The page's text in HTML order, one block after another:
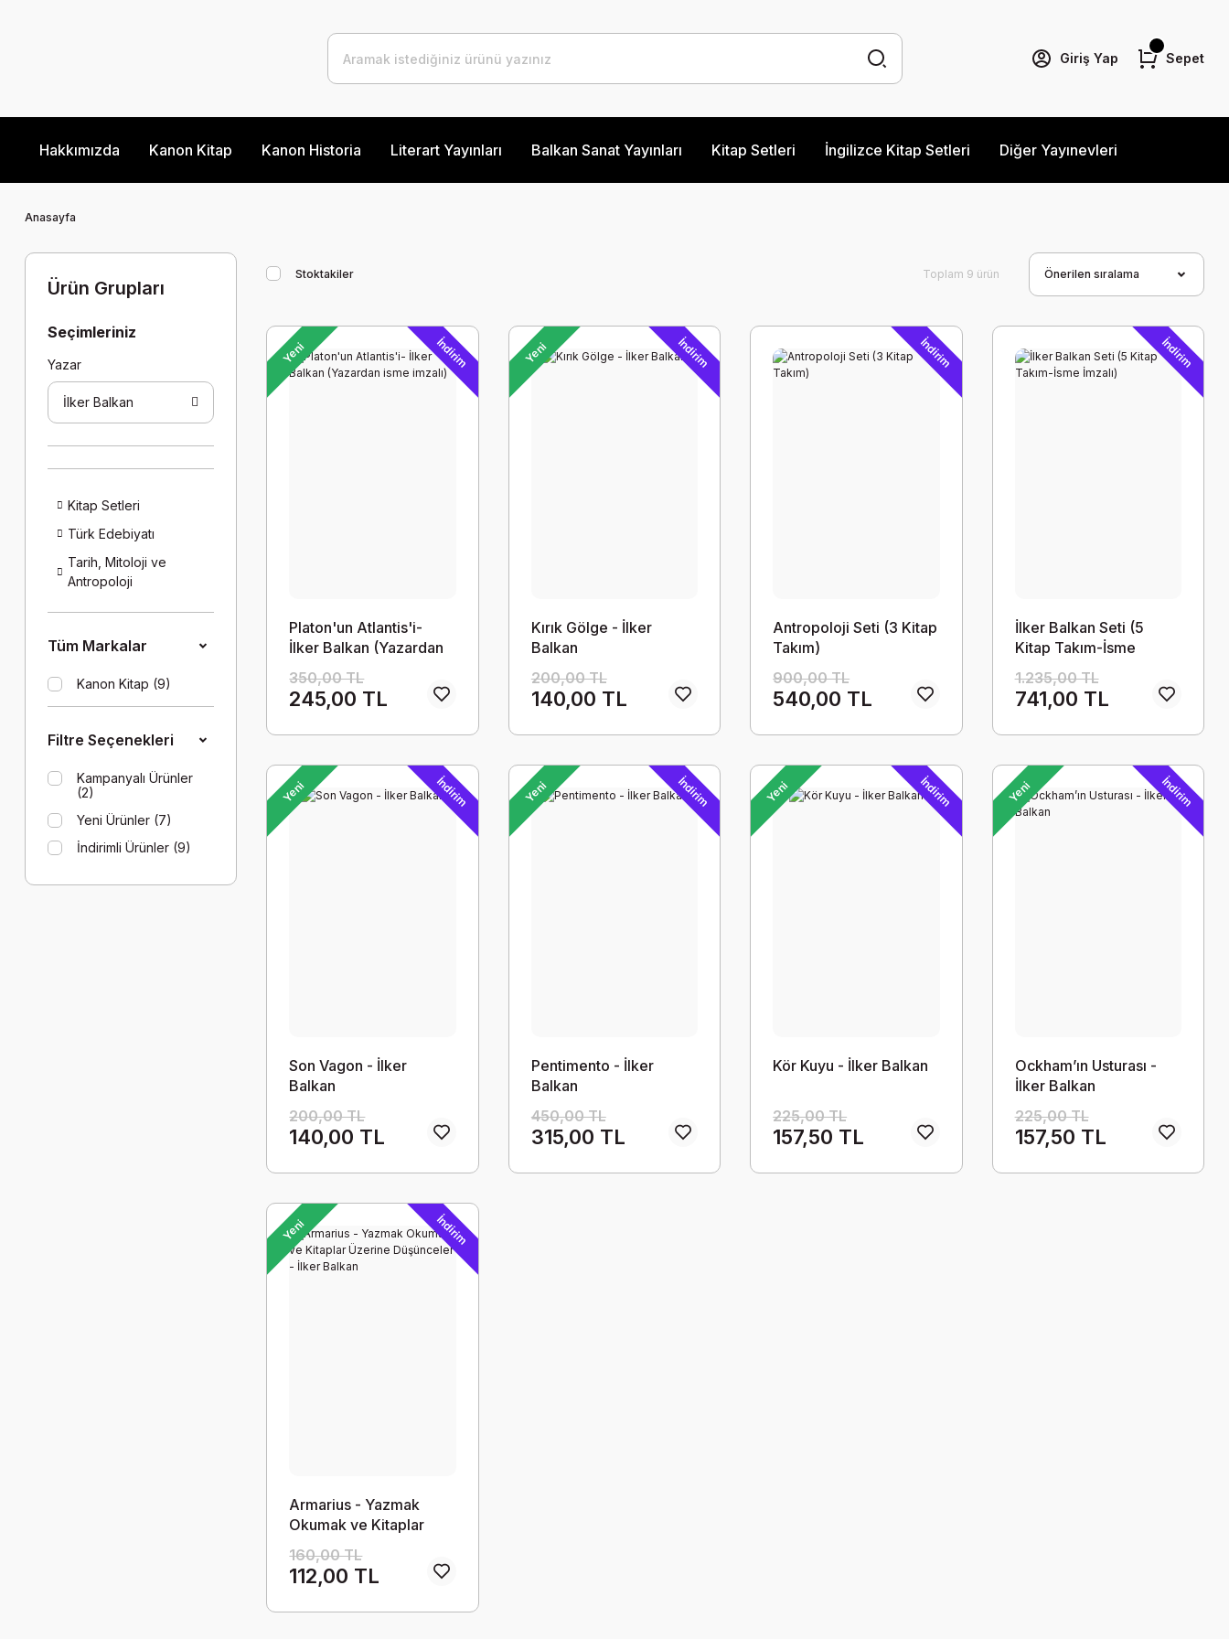
Giriş Yap Sepet
Hakkımızda Kanon Kitap Kanon Historia Literart Yayınları Balkan Sanat Yayınları Kitap Setleri İngilizce Kitap Setleri Diğer Yayınevleri
Anasayfa
Ürün Grupları
Seçimleriniz
Yazar
İlker Balkan
Kitap Setleri
Türk Edebiyatı
Tarih, Mitoloji ve
Antropoloji
Tüm Markalar
Kanon Kitap (9)
Filtre Seçenekleri
Kampanyalı Ürünler
(2)
Yeni Ürünler (7)
İndirimli Ürünler (9)
Stoktakiler Toplam 9 ürün
Yeni İndirim
Platon'un Atlantis'i-
İlker Balkan (Yazardan
350,00 TL
245,00 TL
Yeni İndirim
Kırık Gölge - İlker
Balkan
200,00 TL
140,00 TL
İndirim
Antropoloji Seti (3 Kitap
Takım)
900,00 TL
540,00 TL
İndirim
İlker Balkan Seti (5
Kitap Takım-İsme
1.235,00 TL
741,00 TL
Yeni İndirim
Son Vagon - İlker
Balkan
200,00 TL
140,00 TL
Yeni İndirim
Pentimento - İlker
Balkan
450,00 TL
315,00 TL
Yeni İndirim
Kör Kuyu - İlker Balkan
225,00 TL
157,50 TL
Yeni İndirim
Ockham’ın Usturası -
İlker Balkan
225,00 TL
157,50 TL
Yeni İndirim
Armarius - Yazmak
Okumak ve Kitaplar
İlker Balkan
160,00 TL
112,00 TL